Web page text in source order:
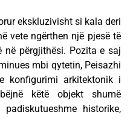
ekskluzivisht si kala deri
vete ngërthen një pjesë të
në përgjithësi. Pozita e saj
mbi qytetin, Peisazhi
konfigurimi arkitektonik i
këtë objekt shumë
historike,